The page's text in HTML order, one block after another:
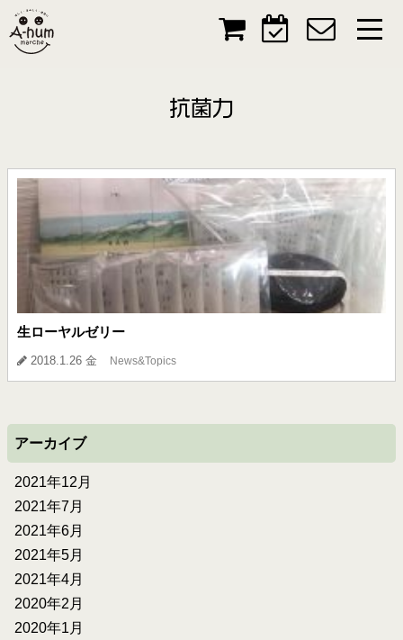
抗菌力
生ローヤルゼリー
2018.1.26 金 News&Topics
アーカイブ
2021年12月
2021年7月
2021年6月
2021年5月
2021年4月
2020年2月
2020年1月